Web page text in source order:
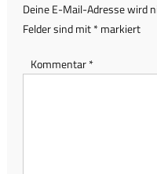
Deine E-Mail-Adresse wird
Felder sind mit*markiert
Kommentar*